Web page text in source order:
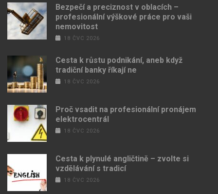
Bezpečí a preciznost v oblacích –
profesionální výškové práce pro vaši
nemovitost
18 ČVC 2026
Cesta k růstu podnikání, aneb když
tradiční banky říkají ne
18 ČVC 2026
Proč vsadit na profesionální pronájem
elektrocentrál
18 ČVC 2026
Cesta k plynulé angličtině – zvolte si
vzdělávání s tradicí
18 ČVC 2026